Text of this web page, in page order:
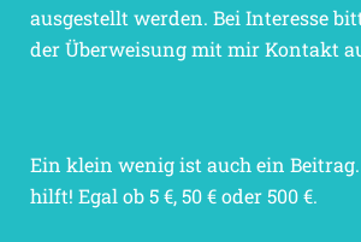
ausgestellt werden. Bei Interesse
der Überweisung mit mir Kontakt
Ein klein wenig ist auch ein
hilft! Egal ob 5 €, 50 € oder 500 €.